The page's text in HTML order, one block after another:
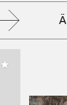
Meiner Sammlung